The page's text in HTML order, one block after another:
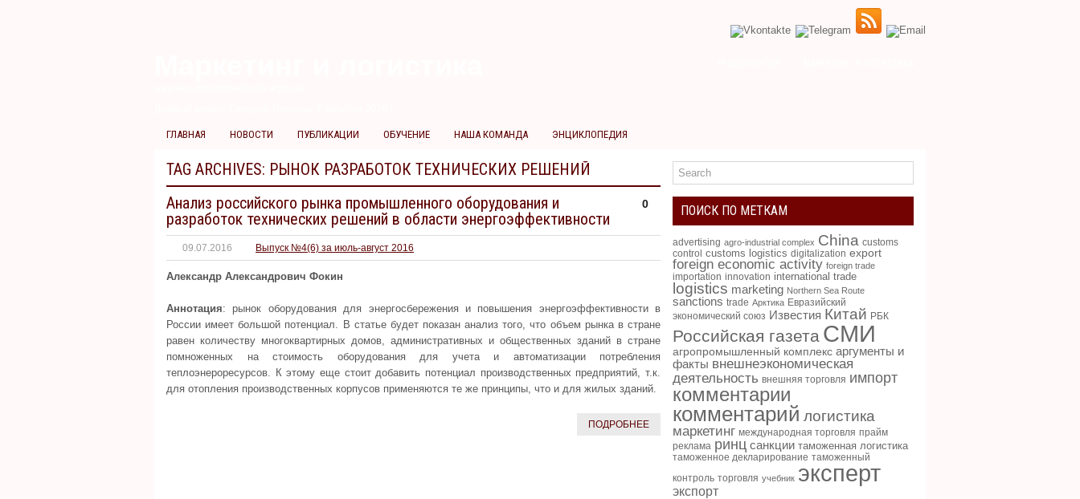
ГЛАВНАЯ НОВОСТИ ПУБЛИКАЦИИ ОБУЧЕНИЕ НАША КОМАНДА ЭНЦИКЛОПЕДИЯ
TAG ARCHIVES: РЫНОК РАЗРАБОТОК ТЕХНИЧЕСКИХ РЕШЕНИЙ
0
Анализ российского рынка промышленного оборудования и
разработок технических решений в области энергоэффективности
09.07.2016 Выпуск №4(6) за июль-август 2016
Александр Александрович Фокин
Аннотация: рынок оборудования для энергосбережения и повышения энергоэффективности в
России имеет большой потенциал. В статье будет показан анализ того, что объем рынка в стране
равен количеству многоквартирных домов, административных и общественных зданий в стране
помноженных на стоимость оборудования для учета и автоматизации потребления
теплоэнероресурсов. К этому еще стоит добавить потенциал производственных предприятий, т.к.
для отопления производственных корпусов применяются те же принципы, что и для жилых зданий.
ПОДРОБНЕЕ
ПОИСК ПО МЕТКАМ
advertising agro-industrial complex China customs
control customs logistics digitalization export
foreign economic activity foreign trade
importation innovation international trade
logistics marketing Northern Sea Route
sanctions trade Арктика Евразийский
экономический союз Известия Китай РБК
Российская газета СМИ
агропромышленный комплекс аргументы и
факты внешнеэкономическая
деятельность внешняя торговля импорт
комментарии
комментарий логистика
маркетинг международная торговля прайм
реклама ринц санкции таможенная логистика
таможенное декларирование таможенный
контроль торговля учебник эксперт
экспорт